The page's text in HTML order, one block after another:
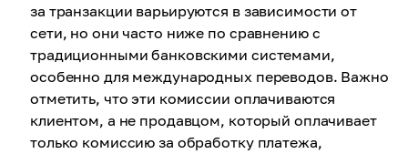
за транзакции варьируются в зависимости от
сети, но они часто ниже по сравнению с
традиционными банковскими системами,
особенно для международных переводов. Важно
отметить, что эти комиссии оплачиваются
клиентом, а не продавцом, который оплачивает
только комиссию за обработку платежа,